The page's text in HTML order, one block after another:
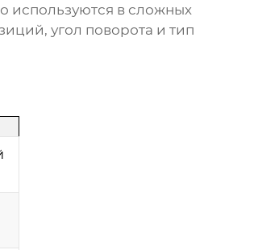
используются в сложных
угол поворота и тип